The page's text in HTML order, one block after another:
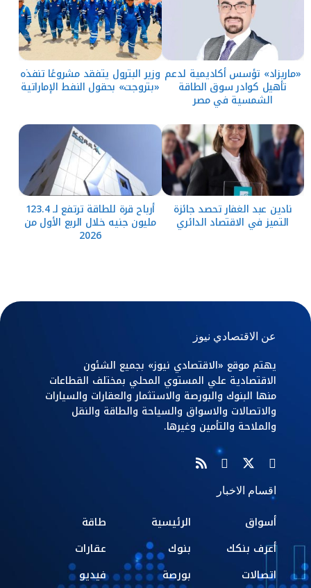
«ماريزاد» تؤسس أكاديمية لدعم
تأهيل كوادر سوق الطاقة
الشمسية في مصر
وزير البترول يتفقد مشروعًا تنفذه
«بتروجت» بحقول النفط الإماراتية
نادين عبد الغفار تحصد جائزة
التميز في الاقتصاد الدائري
أرباح قرة للطاقة ترتفع لـ 123.4
مليون جنيه خلال الربع الأول من
2026
عن الاقتصادي نيوز
يهتم موقع «الاقتصادي نيوز» بجميع الشئون
الاقتصادية علي المستوي المحلي بمختلف القطاعات
منها البنوك والبورصة والاستثمار والعقارات والسيارات
والاتصالات والاسواق والسياحة والطاقة والنقل
والملاحة والتأمين وغيرها.
اقسام الاخبار
أسواق
أعرف بنكك
اتصالات
الرئيسية
بنوك
بورصة
طاقة
عقارات
فيديو